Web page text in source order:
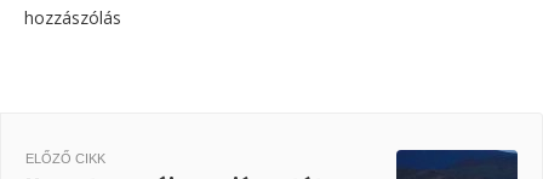
hozzászólás
ELŐZŐ CIKK